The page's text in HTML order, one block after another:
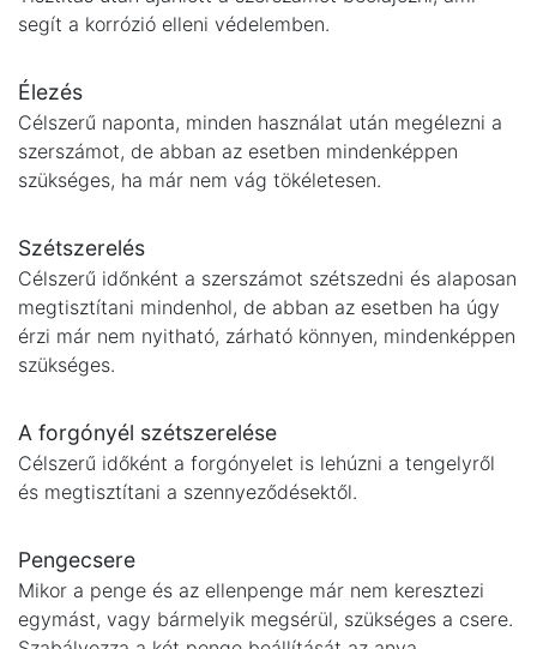
segít a korrózió elleni védelemben.
Élezés
Célszerű naponta, minden használat után megélezni a
szerszámot, de abban az esetben mindenképpen
szükséges, ha már nem vág tökéletesen.
Szétszerelés
Célszerű időnként a szerszámot szétszedni és alaposan
megtisztítani mindenhol, de abban az esetben ha úgy
érzi már nem nyitható, zárható könnyen, mindenképpen
szükséges.
A forgónyél szétszerelése
Célszerű időként a forgónyelet is lehúzni a tengelyről
és megtisztítani a szennyeződésektől.
Pengecsere
Mikor a penge és az ellenpenge már nem keresztezi
egymást, vagy bármelyik megsérül, szükséges a csere.